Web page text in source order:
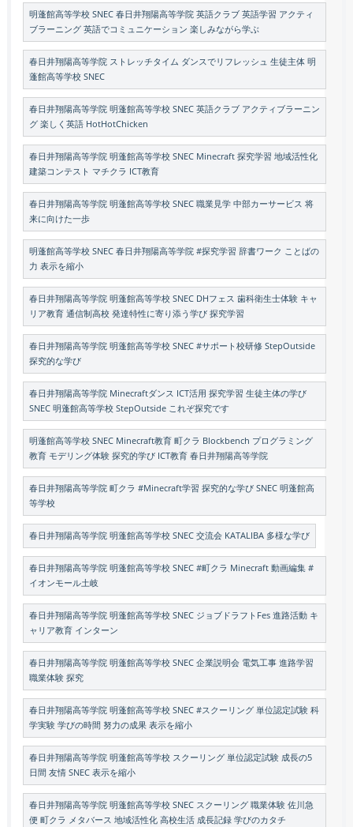
明蓬館高等学校 SNEC 春日井翔陽高等学院 英語クラブ 英語学習 アクティ
ブラーニング 英語でコミュニケーション 楽しみながら学ぶ
春日井翔陽高等学院 ストレッチタイム ダンスでリフレッシュ 生徒主体 明
蓬館高等学校 SNEC
春日井翔陽高等学院 明蓬館高等学校 SNEC 英語クラブ アクティブラーニン
グ 楽しく英語 HotHotChicken
春日井翔陽高等学院 明蓬館高等学校 SNEC Minecraft 探究学習 地域活性化
建築コンテスト マチクラ ICT教育
春日井翔陽高等学院 明蓬館高等学校 SNEC 職業見学 中部カーサービス 将
来に向けた一歩
明蓬館高等学校 SNEC 春日井翔陽高等学院 #探究学習 辞書ワーク ことばの
力 表示を縮小
春日井翔陽高等学院 明蓬館高等学校 SNEC DHフェス 歯科衛生士体験 キャ
リア教育 通信制高校 発達特性に寄り添う学び 探究学習
春日井翔陽高等学院 明蓬館高等学校 SNEC #サポート校研修 StepOutside
探究的な学び
春日井翔陽高等学院 Minecraftダンス ICT活用 探究学習 生徒主体の学び
SNEC 明蓬館高等学校 StepOutside これぞ探究です
明蓬館高等学校 SNEC Minecraft教育 町クラ Blockbench プログラミング
教育 モデリング体験 探究的学び ICT教育 春日井翔陽高等学院
春日井翔陽高等学院 町クラ #Minecraft学習 探究的な学び SNEC 明蓬館高
等学校
春日井翔陽高等学院 明蓬館高等学校 SNEC 交流会 KATALIBA 多様な学び
春日井翔陽高等学院 明蓬館高等学校 SNEC #町クラ Minecraft 動画編集 #
イオンモール土岐
春日井翔陽高等学院 明蓬館高等学校 SNEC ジョブドラフトFes 進路活動 キ
ャリア教育 インターン
春日井翔陽高等学院 明蓬館高等学校 SNEC 企業説明会 電気工事 進路学習
職業体験 探究
春日井翔陽高等学院 明蓬館高等学校 SNEC #スクーリング 単位認定試験 科
学実験 学びの時間 努力の成果 表示を縮小
春日井翔陽高等学院 明蓬館高等学校 スクーリング 単位認定試験 成長の5
日間 友情 SNEC 表示を縮小
春日井翔陽高等学院 明蓬館高等学校 SNEC スクーリング 職業体験 佐川急
便 町クラ メタバース 地域活性化 高校生活 成長記録 学びのカタチ